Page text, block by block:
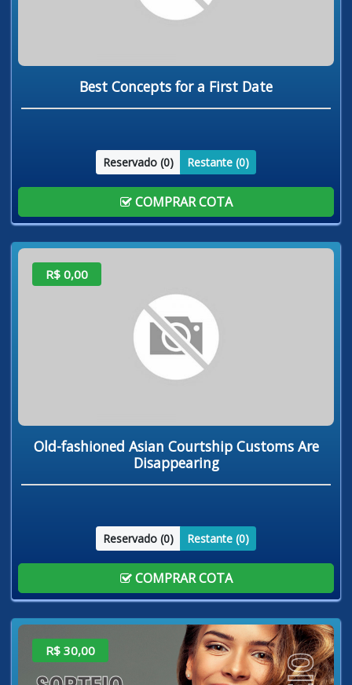
Best Concepts for a First Date
Reservado (0) Restante (0)
COMPRAR COTA
R$ 0,00
Old-fashioned Asian Courtship Customs Are
Disappearing
Reservado (0) Restante (0)
COMPRAR COTA
R$ 30,00